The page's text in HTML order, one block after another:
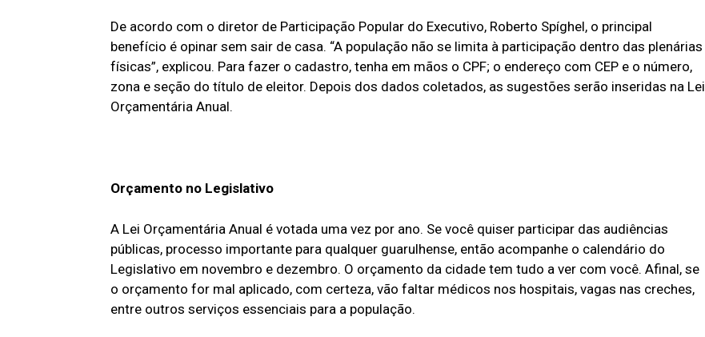
De acordo com o diretor de Participação Popular do Executivo, Roberto Spíghel, o principal
benefício é opinar sem sair de casa. “A população não se limita à participação dentro das plenárias
físicas”, explicou. Para fazer o cadastro, tenha em mãos o CPF; o endereço com CEP e o número,
zona e seção do título de eleitor. Depois dos dados coletados, as sugestões serão inseridas na Lei
Orçamentária Anual.
Orçamento no Legislativo
A Lei Orçamentária Anual é votada uma vez por ano. Se você quiser participar das audiências
públicas, processo importante para qualquer guarulhense, então acompanhe o calendário do
Legislativo em novembro e dezembro. O orçamento da cidade tem tudo a ver com você. Afinal, se
o orçamento for mal aplicado, com certeza, vão faltar médicos nos hospitais, vagas nas creches,
entre outros serviços essenciais para a população.